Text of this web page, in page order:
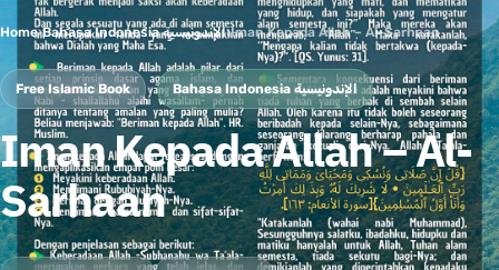
Home› Bahasa Indonesia الإندونيسية›Iman Kepada Allah – Al-Sarhaan
Free Islamic Book Bahasa Indonesia الإندونيسية
Iman Kepada Allah – Al-
Sarhaan